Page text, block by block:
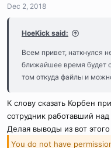
Dec 2, 2018
HoeKick said:
Всем привет, наткнулся
ближайшее время будет
том откуда файлы и
К слову сказать Корбен
сотрудник работавший
Делая выводы из вот этого
You do not have